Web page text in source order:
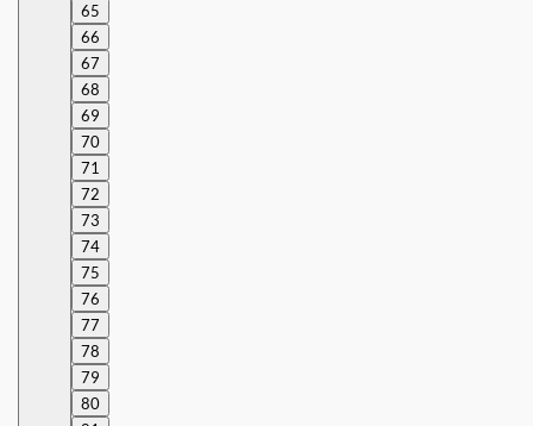
65
66
67
68
69
70
71
72
73
74
75
76
77
78
79
80